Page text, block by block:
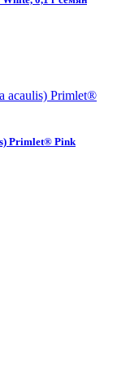
Primlet® Pink